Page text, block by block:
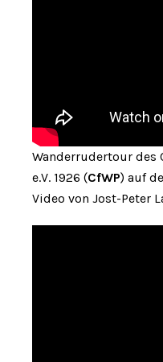
Wanderrudertour des
e.V. 1926 (CfWP) auf
Video von Jost-Peter